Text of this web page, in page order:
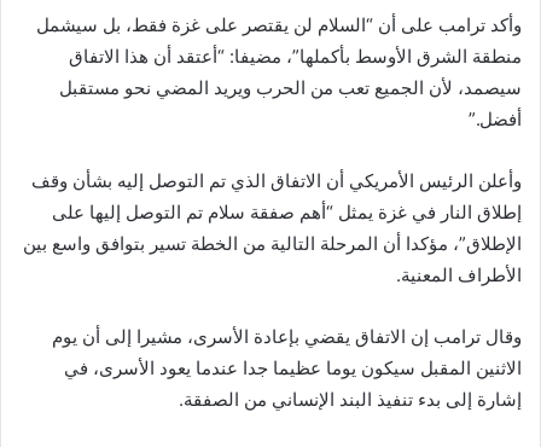
وأكد ترامب على أن “السلام لن يقتصر على غزة فقط، بل سيشمل
منطقة الشرق الأوسط بأكملها”، مضيفا: “أعتقد أن هذا الاتفاق
سيصمد، لأن الجميع تعب من الحرب ويريد المضي نحو مستقبل
أفضل.”
وأعلن الرئيس الأمريكي أن الاتفاق الذي تم التوصل إليه بشأن وقف
إطلاق النار في غزة يمثل “أهم صفقة سلام تم التوصل إليها على
الإطلاق”، مؤكدا أن المرحلة التالية من الخطة تسير بتوافق واسع بين
الأطراف المعنية.
وقال ترامب إن الاتفاق يقضي بإعادة الأسرى، مشيرا إلى أن يوم
الاثنين المقبل سيكون يوما عظيما جدا عندما يعود الأسرى، في
إشارة إلى بدء تنفيذ البند الإنساني من الصفقة.